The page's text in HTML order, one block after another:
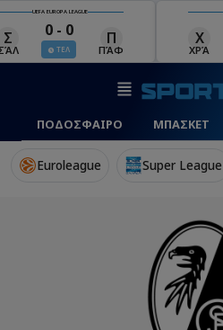
UEFA EUROPA LEAGUE
Σ 0 - 0
ΤΕΛ
Π
ΠΆΦ
Χ
ΧΡΆ
ΠΟΔΟΣΦΑΙΡΟ ΜΠΑΣΚΕΤ
Euroleague Super League